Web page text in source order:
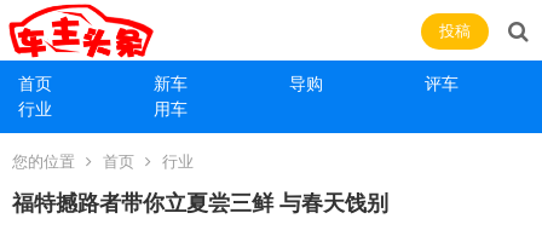
首页 新车 导购
评车
行业
用车
投稿
您的位置 首页 行业
福特撼路者带你立夏尝三鲜 与春天饯别